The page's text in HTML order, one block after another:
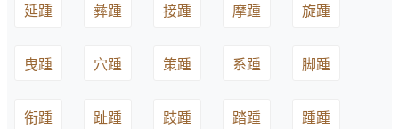
延踵 彝踵 接踵 摩踵 旋踵
曳踵 穴踵 策踵 系踵 脚踵
衔踵 趾踵 跂踵 踏踵 踵踵